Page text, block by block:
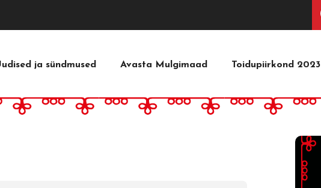
ja sündmused Avasta Mulgimaad Toidupiirkond 2023